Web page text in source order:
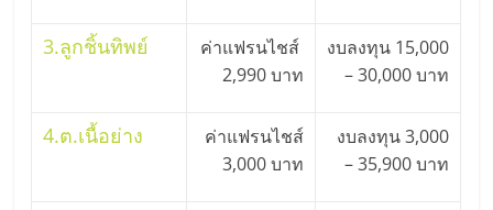
ที่
ปรึกษา
3.ลูกชิ้นทิพย์
ค่าแฟรนไชส์
2,990 บาท
งบลงทุน 15,000
– 30,000 บาท
4.ต.เนื้อย่าง
ค่าแฟรนไชส์
3,000 บาท
งบลงทุน 3,000
– 35,900 บาท